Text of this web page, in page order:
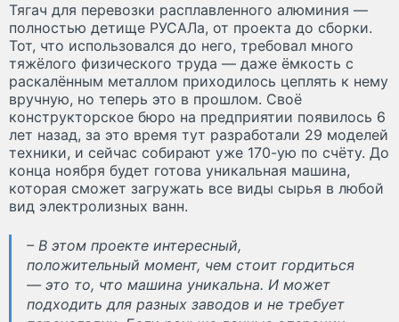
Тягач для перевозки расплавленного алюминия —
полностью детище РУСАЛа, от проекта до сборки.
Тот, что использовался до него, требовал много
тяжёлого физического труда — даже ёмкость с
раскалённым металлом приходилось цеплять к нему
вручную, но теперь это в прошлом. Своё
конструкторское бюро на предприятии появилось 6
лет назад, за это время тут разработали 29 моделей
техники, и сейчас собирают уже 170-ую по счёту. До
конца ноября будет готова уникальная машина,
которая сможет загружать все виды сырья в любой
вид электролизных ванн.
– В этом проекте интересный,
положительный момент, чем стоит гордиться
— это то, что машина уникальна. И может
подходить для разных заводов и не требует